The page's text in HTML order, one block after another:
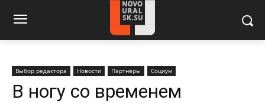
Выбор редактора Новости Партнёры Социум
В ногу со временем